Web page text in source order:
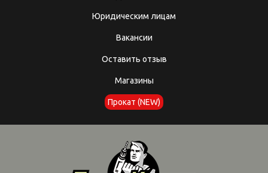
Юридическим лицам
Вакансии
Оставить отзыв
Магазины
Прокат (NEW)